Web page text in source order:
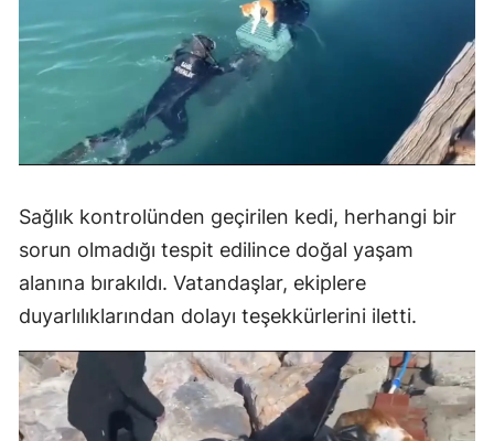
Sağlık kontrolünden geçirilen kedi, herhangi bir
sorun olmadığı tespit edilince doğal yaşam
alanına bırakıldı. Vatandaşlar, ekiplere
duyarlılıklarından dolayı teşekkürlerini iletti.